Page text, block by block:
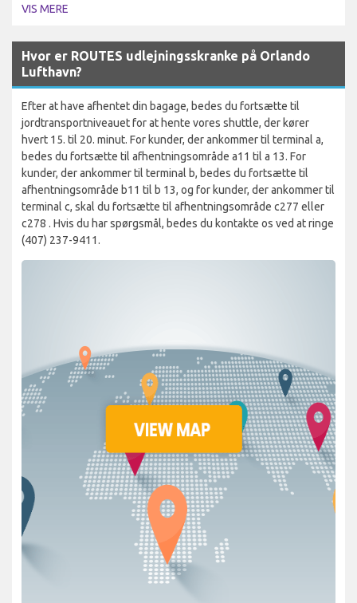
VIS MERE
Hvor er ROUTES udlejningsskranke på Orlando
Lufthavn?
Efter at have afhentet din bagage, bedes du fortsætte til
jordtransportniveauet for at hente vores shuttle, der kører
hvert 15. til 20. minut. For kunder, der ankommer til terminal a,
bedes du fortsætte til afhentningsområde a11 til a 13. For
kunder, der ankommer til terminal b, bedes du fortsætte til
afhentningsområde b11 til b 13, og for kunder, der ankommer til
terminal c, skal du fortsætte til afhentningsområde c277 eller
c278 . Hvis du har spørgsmål, bedes du kontakte os ved at ringe
(407) 237-9411.